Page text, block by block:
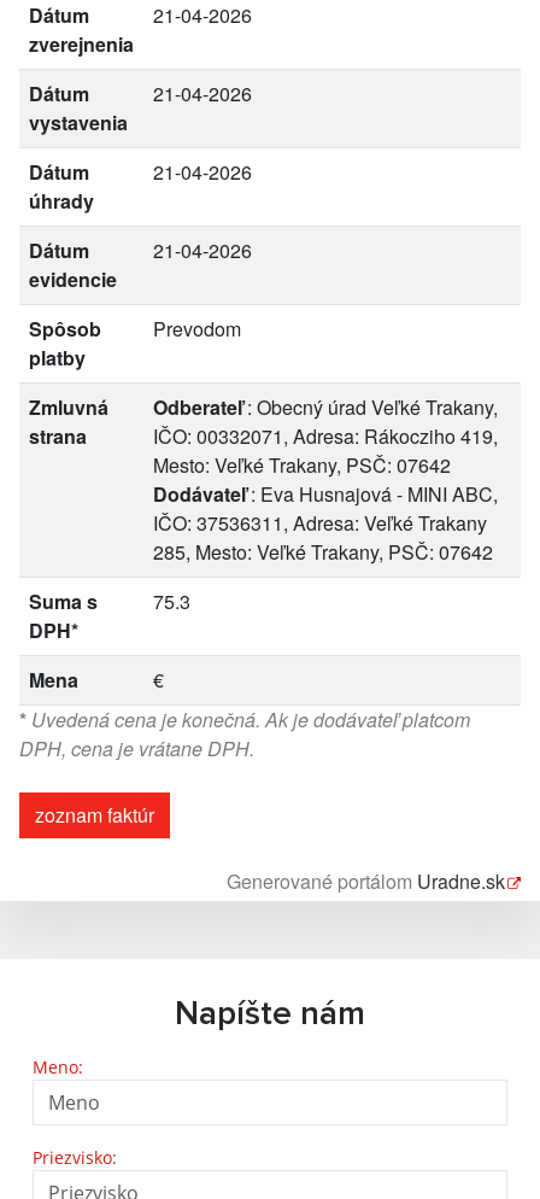
Dátum
zverejnenia
21-04-2026
Dátum
vystavenia
21-04-2026
Dátum
úhrady
21-04-2026
Dátum
evidencie
21-04-2026
Spôsob
platby
Prevodom
Zmluvná
strana
Odberateľ: Obecný úrad Veľké Trakany,
IČO: 00332071, Adresa: Rákocziho 419,
Mesto: Veľké Trakany, PSČ: 07642
Dodávateľ: Eva Husnajová - MINI ABC,
IČO: 37536311, Adresa: Veľké Trakany
285, Mesto: Veľké Trakany, PSČ: 07642
Suma s
DPH*
75.3
Mena
€
* Uvedená cena je konečná. Ak je dodávateľ platcom
DPH, cena je vrátane DPH.
zoznam faktúr
Generované portálom Uradne.sk
Napíšte nám
Meno:
Priezvisko: